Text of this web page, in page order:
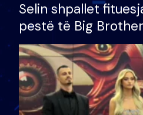
Selin shpallet
pestë të Big
çmimin e madh